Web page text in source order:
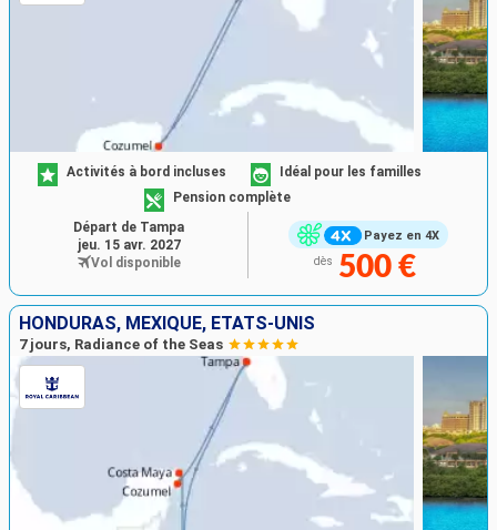
Payez en 4X
Activités à bord incluses
Idéal pour les familles
Pension complète
dès 500 €
Départ de Tampa
jeu. 15 avr. 2027
Vol disponible
HONDURAS, MEXIQUE, ÉTATS-UNIS
7 jours, Radiance of the Seas